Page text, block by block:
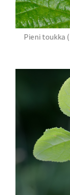
Pieni toukka